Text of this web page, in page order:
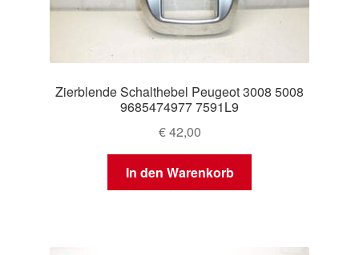
Zierblende Schalthebel Peugeot 3008 5008
9685474977 7591L9
€42,00
In den Warenkorb